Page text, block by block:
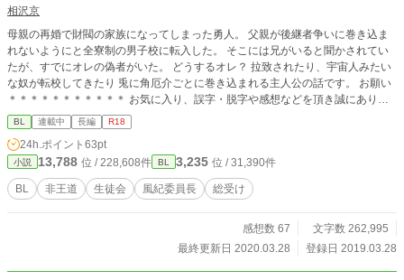
相沢京
母親の再婚で財閥の家族になってしまった勇人。 父親が後継者争いに巻き込ま
れないようにと全寮制の男子校に転入した。 そこには兄がいると聞かされてい
たが、すでにオレの偽者がいた。 どうするオレ？ 拉致されたり、宇宙人みたい
な奴が転校してきたり 兎に角厄介ごとに巻き込まれる主人公の話です。 お願い
＊＊＊＊＊＊＊＊＊＊＊ お気に入り、誤字・脱字や感想などを頂き誠にありが
とうございます。 未熟な私ですが、それを励みに更新を続けていきたいと思い
ますので よろしくお願いいたします。
BL 連載中 長編 R18
24h.ポイント 63pt
小説 13,788 位 / 228,608件 BL 3,235 位 / 31,390件
BL 非王道 生徒会 風紀委員長 総受け
感想数 67
文字数 262,995
最終更新日 2020.03.28
登録日 2019.03.28